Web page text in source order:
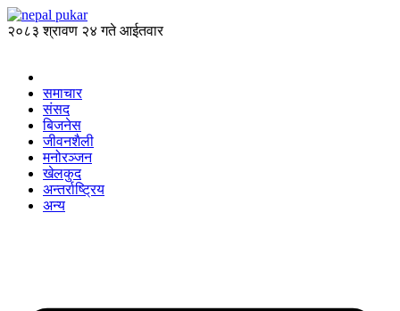
२०८३ श्रावण २४ गते आईतवार
समाचार
संसद
बिजनेस
जीवनशैली
मनोरञ्जन
खेलकुद
अन्तर्राष्ट्रिय
अन्य